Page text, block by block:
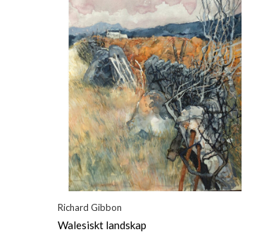
Richard Gibbon
Walesiskt landskap